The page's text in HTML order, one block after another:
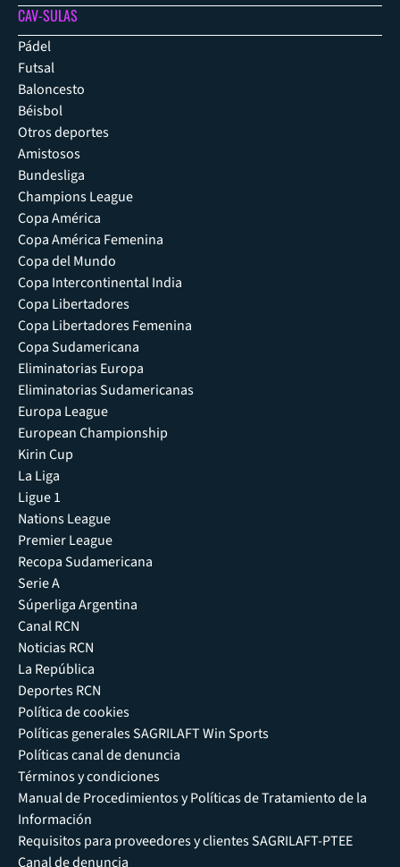
CAV-SULAS
Pádel
Futsal
Baloncesto
Béisbol
Otros deportes
Amistosos
Bundesliga
Champions League
Copa América
Copa América Femenina
Copa del Mundo
Copa Intercontinental India
Copa Libertadores
Copa Libertadores Femenina
Copa Sudamericana
Eliminatorias Europa
Eliminatorias Sudamericanas
Europa League
European Championship
Kirin Cup
La Liga
Ligue 1
Nations League
Premier League
Recopa Sudamericana
Serie A
Súperliga Argentina
Canal RCN
Noticias RCN
La República
Deportes RCN
Política de cookies
Políticas generales SAGRILAFT Win Sports
Políticas canal de denuncia
Términos y condiciones
Manual de Procedimientos y Políticas de Tratamiento de la
Información
Requisitos para proveedores y clientes SAGRILAFT-PTEE
Canal de denuncia